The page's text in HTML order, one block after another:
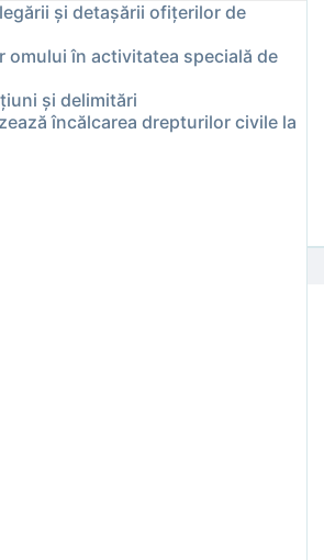
și detașării ofițerilor de
omului în activitatea specială de
și delimitări
încălcarea drepturilor civile la